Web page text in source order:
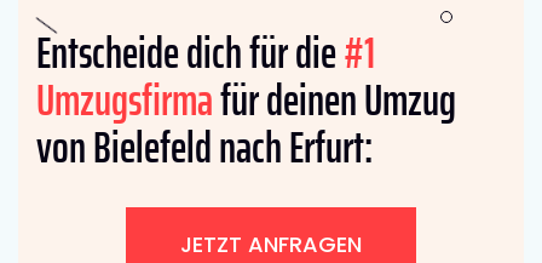
Entscheide dich für die#1
Umzugsfirmafür deinen Umzug
von Bielefeld nach Erfurt:
JETZT ANFRAGEN